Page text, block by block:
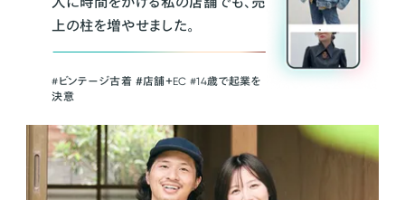
上の柱を増やせました。
#ビンテージ古着 ＃店舗＋EC #14歳で起業を
決意